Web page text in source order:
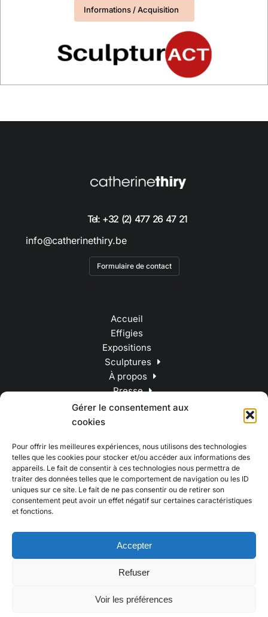
Gérer le consentement aux
cookies
Pour offrir les meilleures expériences, nous utilisons des technologies
telles que les cookies pour stocker et/ou accéder aux informations des
appareils. Le fait de consentir à ces technologies nous permettra de
traiter des données telles que le comportement de navigation ou les ID
uniques sur ce site. Le fait de ne pas consentir ou de retirer son
consentement peut avoir un effet négatif sur certaines caractéristiques
et fonctions.
Accepter
Refuser
Voir les préférences
Informations / Acquisition
Tel: +32 (2) 477 26 47 21
info@catherinethiry.be
Formulaire de contact
Accueil
Effigies
Expositions
Sculptures
À propos
Presse
Contact
© 2023 Catherine Thiry – Tous droits réservés